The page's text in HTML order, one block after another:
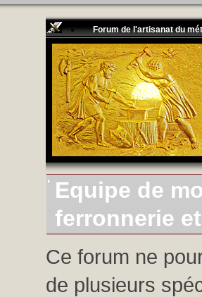
Forum de l'artisanat du
Equipe de
ferronnerie
Ce forum ne
de plusieurs